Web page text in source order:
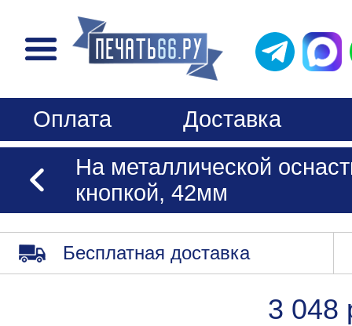
Оплата
Доставка
На металлической
кнопкой, 42мм
Бесплатная доставка
3 048